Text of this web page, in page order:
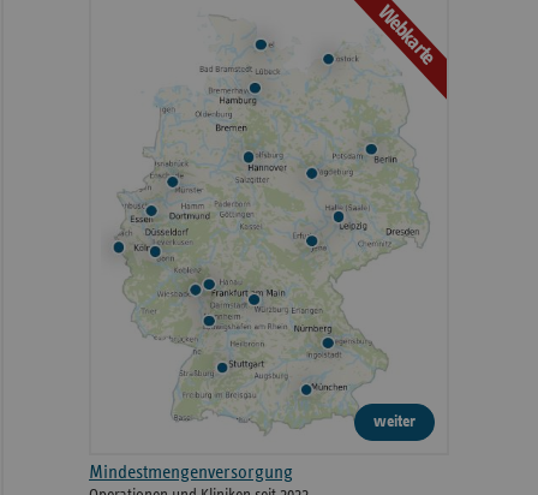
Webkarte
weiter
Mindestmengenversorgung